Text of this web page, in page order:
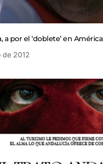
a por el ‘doblete’ en América
de 2012